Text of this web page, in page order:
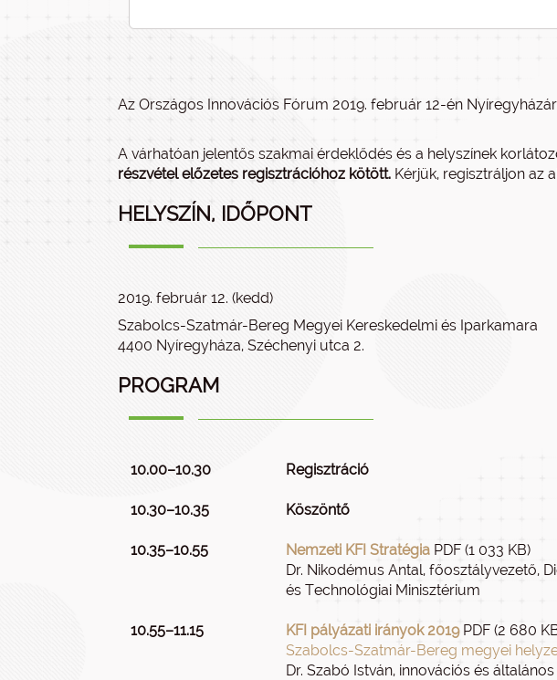
Az Országos Innovációs Fórum 2019. február 12-én
A várhatóan jelentős szakmai érdeklődés és a helyszínek
részvétel előzetes regisztrációhoz kötött. Kérjük, regisztráljon az
HELYSZÍN, IDŐPONT
2019. február 12. (kedd)
Szabolcs-Szatmár-Bereg Megyei Kereskedelmi és Iparkamara
4400 Nyíregyháza, Széchenyi utca 2.
PROGRAM
10.00–10.30 Regisztráció
10.30–10.35 Köszöntő
10.35–10.55 Nemzeti KFI Stratégia PDF (1 033 KB)
Dr. Nikodémus Antal, főosztályvezető,
és Technológiai Minisztérium
10.55–11.15 KFI pályázati irányok 2019PDF (2 680
Szabolcs-Szatmár-Bereg megyei
Dr. Szabó István, innovációs és